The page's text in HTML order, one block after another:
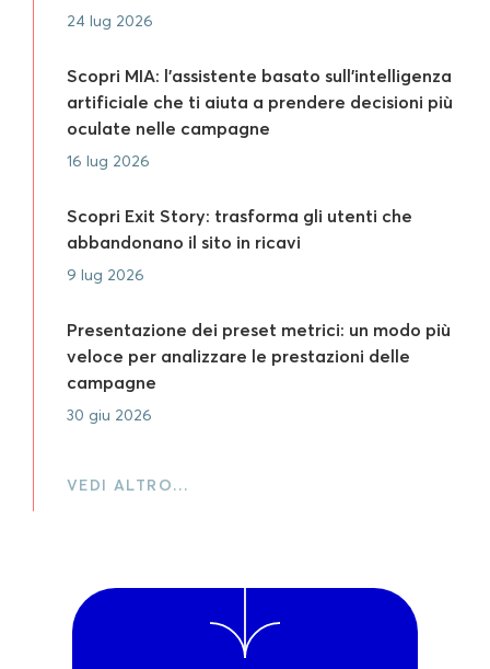
24 lug 2026
Scopri MIA: l’assistente basato sull’intelligenza
artificiale che ti aiuta a prendere decisioni più
oculate nelle campagne
16 lug 2026
Scopri Exit Story: trasforma gli utenti che
abbandonano il sito in ricavi
9 lug 2026
Presentazione dei preset metrici: un modo più
veloce per analizzare le prestazioni delle
campagne
30 giu 2026
VEDI ALTRO…